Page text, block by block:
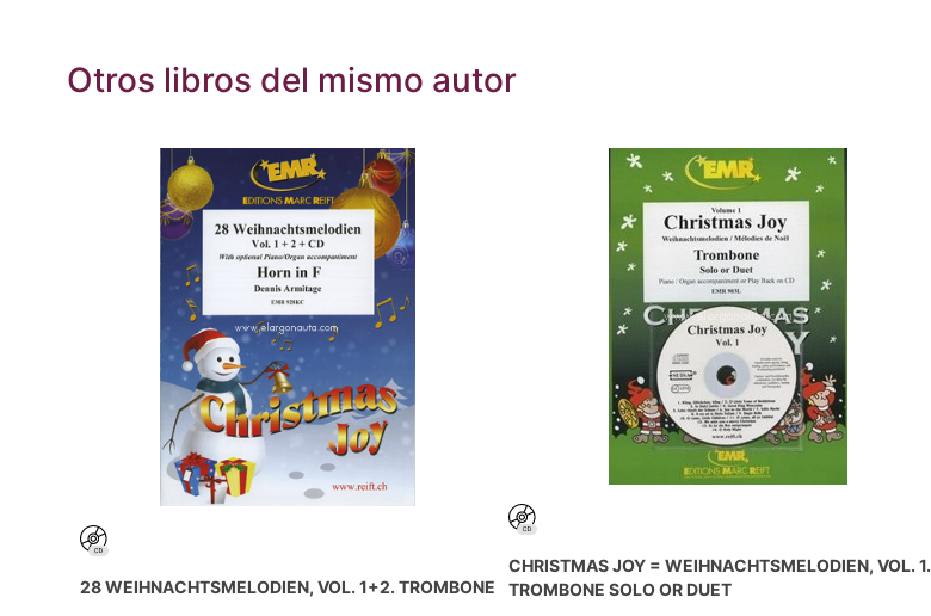
Otros libros del mismo autor
28 WEIHNACHTSMELODIEN, VOL. 1+2. TROMBONE
CHRISTMAS JOY = WEIHNACHTSMELODIEN, VOL. 1.
TROMBONE SOLO OR DUET